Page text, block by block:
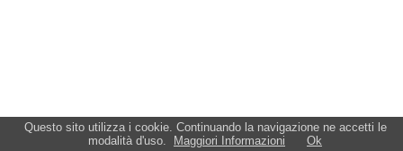
Questo sito utilizza i cookie. Continuando la navigazione ne accetti le
modalità d'uso.
Maggiori Informazioni Ok